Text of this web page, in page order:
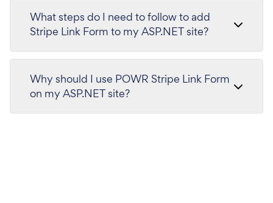
What steps do I need to follow to add
Stripe Link Form to my ASP.NET site?
Why should I use POWR Stripe Link Form
on my ASP.NET site?